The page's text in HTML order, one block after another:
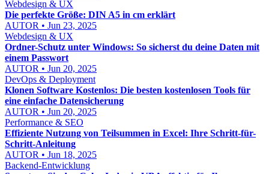
Webdesign & UX
Die perfekte Größe: DIN A5 in cm erklärt
AUTOR • Jun 23, 2025
Webdesign & UX
Ordner-Schutz unter Windows: So sicherst du deine Daten mit
einem Passwort
AUTOR • Jun 20, 2025
DevOps & Deployment
Klonen Software Kostenlos: Die besten kostenlosen Tools für
eine einfache Datensicherung
AUTOR • Jun 20, 2025
Performance & SEO
Effiziente Nutzung von Teilsummen in Excel: Ihre Schritt-für-
Schritt-Anleitung
AUTOR • Jun 18, 2025
Backend-Entwicklung